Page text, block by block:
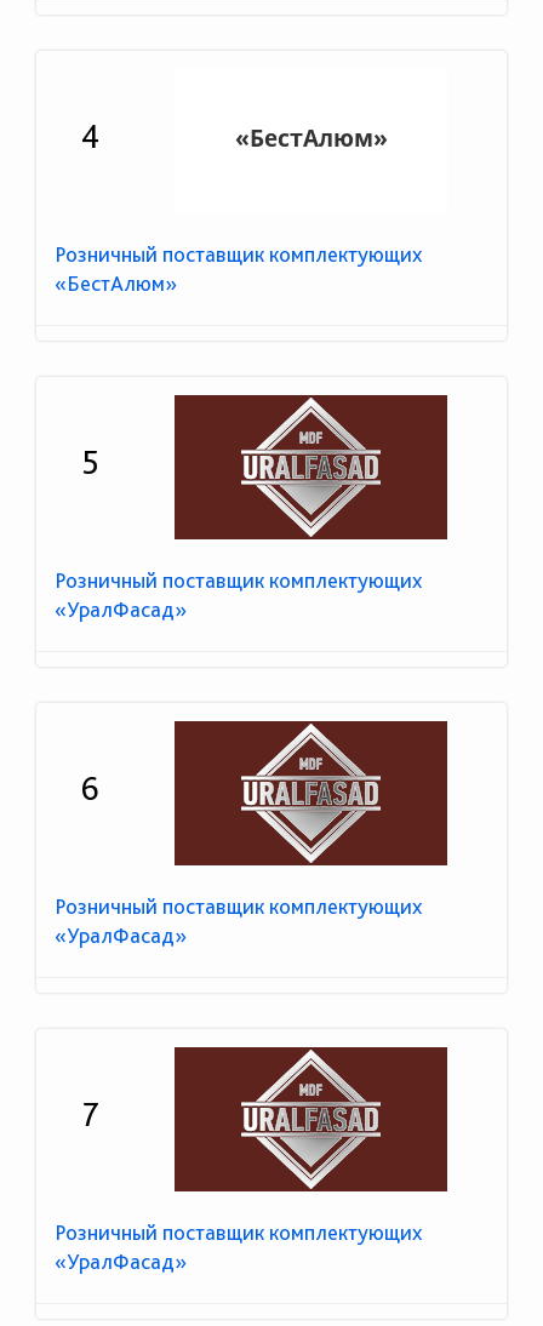
4
Розничный поставщик комплектующих
«БестАлюм»
5
Розничный поставщик комплектующих
«УралФасад»
6
Розничный поставщик комплектующих
«УралФасад»
7
Розничный поставщик комплектующих
«УралФасад»